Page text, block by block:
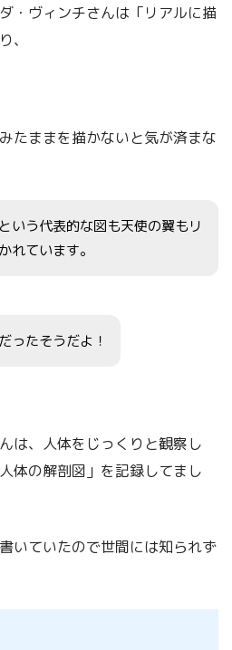
・ヴィンチさんは「リアルに描
、
たままを描かないと気が済まな
いう代表的な図も天使の翼もリ
れています。
ったそうだよ！
は、人体をじっくりと観察し
体の解剖図」を記録してまし
いていたので世間には知られず